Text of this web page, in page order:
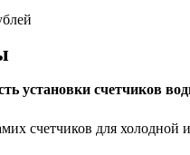
установки счетчиков
счетчиков для